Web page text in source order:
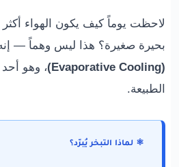
لاحظت يوماً كيف يكون الهواء أكثر
بحيرة صغيرة؟ هذا ليس وهماً —
(Evaporative Cooling)
، وهو أحد
الطبيعة.
⚛️ لماذا التبخر يُبرّد؟